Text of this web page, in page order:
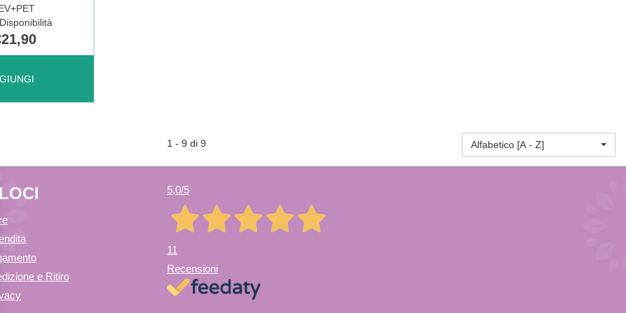
1 - 9 di 9 Alfabetico [A - Z]
e Ritiro
5,0/5
11
Recensioni